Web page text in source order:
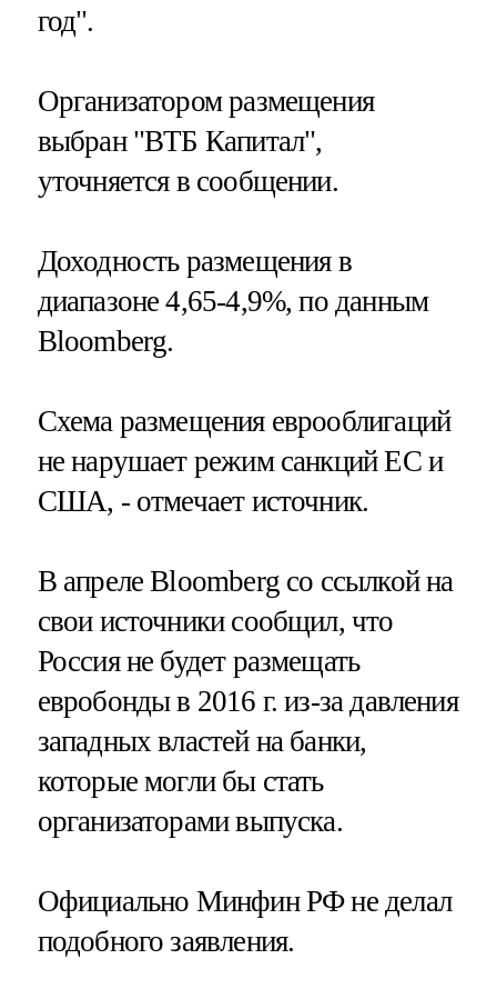
год".
Организатором размещения
выбран "ВТБ Капитал",
уточняется в сообщении.
Доходность размещения в
диапазоне 4,65-4,9%, по данным
Bloomberg.
Схема размещения еврооблигаций
не нарушает режим санкций ЕС и
США, - отмечает источник.
В апреле Bloomberg со ссылкой на
свои источники сообщил, что
Россия не будет размещать
евробонды в 2016 г. из-за давления
западных властей на банки,
которые могли бы стать
организаторами выпуска.
Официально Минфин РФ не делал
подобного заявления.